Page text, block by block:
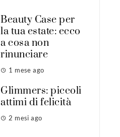
Beauty Case per
la tua estate: ecco
a cosa non
rinunciare
1 mese ago
Glimmers: piccoli
attimi di felicità
2 mesi ago